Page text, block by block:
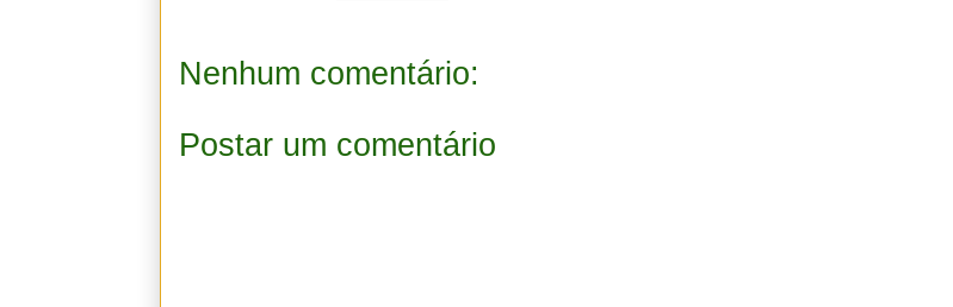
Nenhum comentário:
Postar um comentário